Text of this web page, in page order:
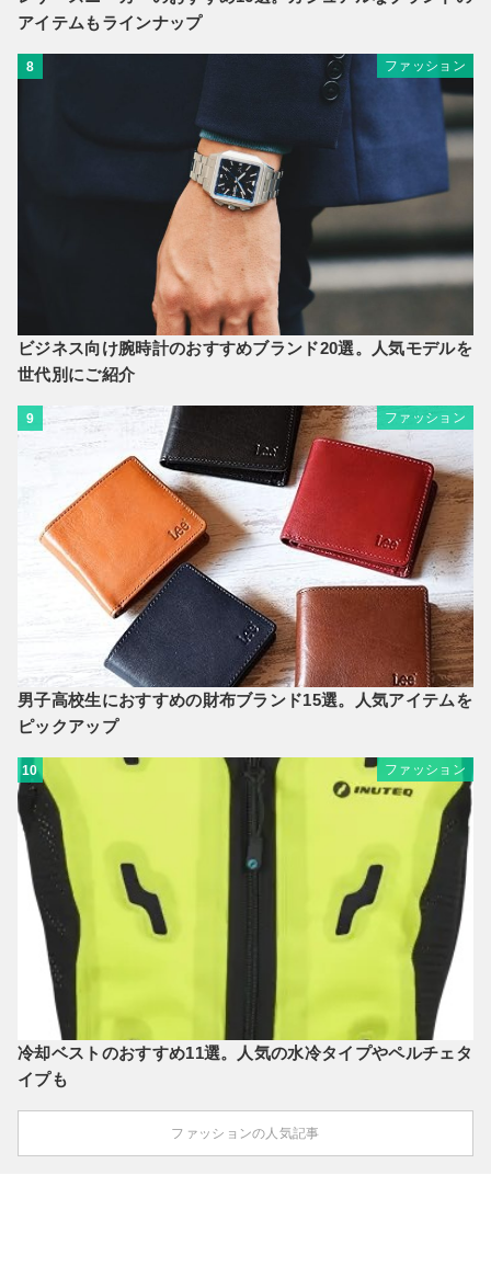
アイテムもラインナップ
8 ファッション
ビジネス向け腕時計のおすすめブランド20選。人気モデルを
世代別にご紹介
9 ファッション
男子高校生におすすめの財布ブランド15選。人気アイテムを
ピックアップ
10 ファッション
冷却ベストのおすすめ11選。人気の水冷タイプやペルチェタ
イプも
ファッションの人気記事